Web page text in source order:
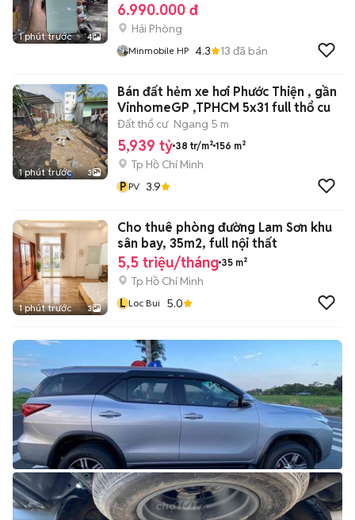
1 phút trước 4
6.990.000 đ
Hải Phòng
Minmobile HP 4.3 13 đã bán
1 phút trước 3
Bán đất hẻm xe hơi Phước Thiện , gần
VinhomeGP ,TPHCM 5x31 full thổ cu
Đất thổ cư Ngang 5 m
5,939 tỷ 38 tr/m² 156 m²
Tp Hồ Chí Minh
P PV 3.9
1 phút trước 3
Cho thuê phòng đường Lam Sơn khu
sân bay, 35m2, full nội thất
5,5 triệu/tháng 35 m²
Tp Hồ Chí Minh
L Loc Bui 5.0